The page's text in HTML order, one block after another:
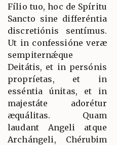
Fílio tuo, hoc de Spíritu
Sancto sine differéntia
discretiónis sentímus.
Ut in confessióne veræ
sempiternǽque
Deitátis, et in persónis
propríetas, et in
esséntia únitas, et in
majestáte adorétur
æquálitas. Quam
laudant Angeli atque
Archángeli, Chérubim